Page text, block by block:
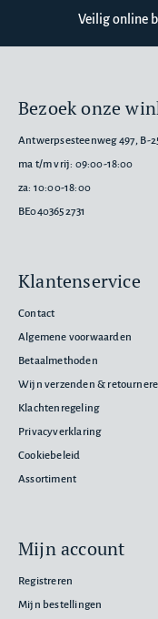
Veilig online
Bezoek onze
Antwerpsesteenweg 497, B-
ma t/m vrij: 09:00-18:00
za: 10:00-18:00
BE0403652731
Klantenservice
Contact
Algemene voorwaarden
Betaalmethoden
Wijn verzenden &
Klachtenregeling
Privacyverklaring
Cookiebeleid
Assortiment
Mijn account
Registreren
Mijn bestellingen